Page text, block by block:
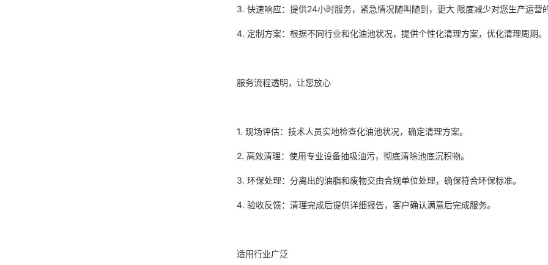
3. 快速响应：提供24小时服务，紧急情况随叫随到，更大 限度减少对您生产运营
4. 定制方案：根据不同行业和化油池状况，提供个性化清理方案，优化清理周期。
服务流程透明，让您放心
1. 现场评估：技术人员实地检查化油池状况，确定清理方案。
2. 高效清理：使用专业设备抽吸油污，彻底清除池底沉积物。
3. 环保处理：分离出的油脂和废物交由合规单位处理，确保符合环保标准。
4. 验收反馈：清理完成后提供详细报告，客户确认满意后完成服务。
适用行业广泛